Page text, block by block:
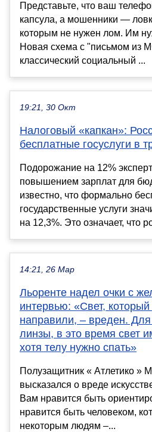
Представьте, что ваш
капсула, а мошенники —
которым не нужен лом. Им
Новая схема с "письмом из
классический социальный ...
19:21, 30 Окт
Налоговый «капкан»:
бесплатные госуслуги в
Подорожание на 12%
повышением зарплат для
известно, что формально
государственные услуги
на 12,3%. Это означает, что
14:21, 26 Мар
Льоренте надел очки с
интервью: «Свет,
направили, – вреден.
линзы, в это время свет
хотя телу нужно спать»
Полузащитник « Атлетико »
высказался о вреде
Вам нравится быть
нравится быть человеком,
некоторым людям –...